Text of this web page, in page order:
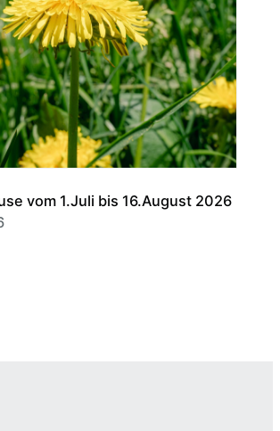
vom 1.Juli bis 16.August 2026